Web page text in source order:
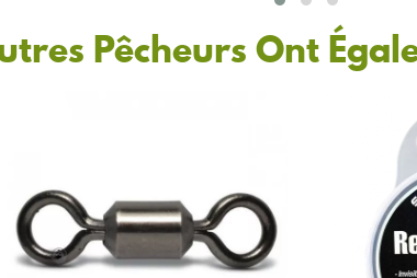
Pêcheurs Ont